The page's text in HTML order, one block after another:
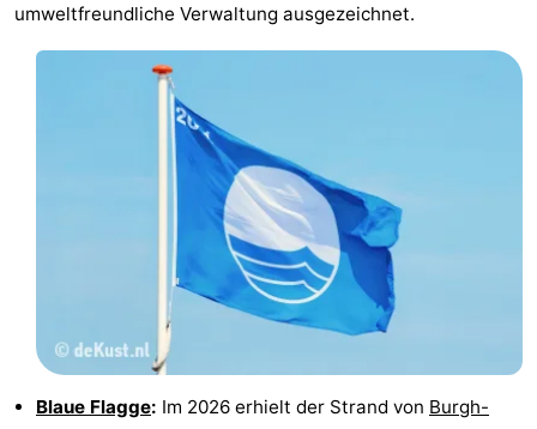
Parken
Reisebuchshop
Natur
-
umweltfreundliche Verwaltung ausgezeichnet.
Blaue Flagge: Im 2026 erhielt der Strand von Burgh-